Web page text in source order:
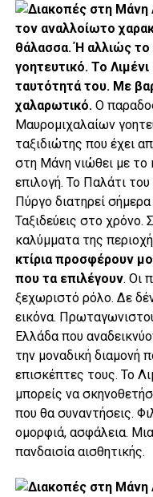
τον αναλλοίωτο
θάλασσα. Ή αλλιώς το
γοητευτικό. Το
ταυτότητά του. Με
χαλαρωτικό. Ο
Μαυρομιχαλαίων
ταξιδιώτης που έχει
στη Μάνη νιώθει με
επιλογή. Το Παλάτι
Πύργο διατηρεί
Ταξιδεύεις στο χρόνο.
καλύμματα της
κτίρια προσφέρουν
που τα επιλέγουν. Οι
ξεχωριστό ρόλο. Δε
εικόνα.
Ελλάδα που
την μοναδική διαμονή
επισκέπτες τους. Το
μπορείς να
που θα συναντήσεις.
ομορφιά, ασφάλεια.
πανδαισία αισθητικής.